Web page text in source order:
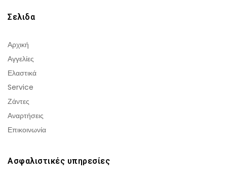
Σελιδα
Αρχική
Αγγελίες
Ελαστικά
Service
Ζάντες
Αναρτήσεις
Επικοινωνία
Ασφαλιστικές υπηρεσίες